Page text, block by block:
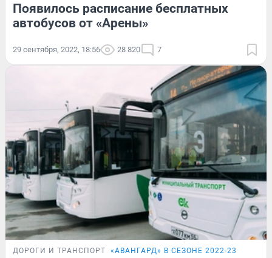
Появилось расписание бесплатных
автобусов от «Арены»
29 сентября, 2022, 18:56 28 820 7
ДОРОГИ И ТРАНСПОРТ «АВАНГАРД» В СЕЗОНЕ 2022-23